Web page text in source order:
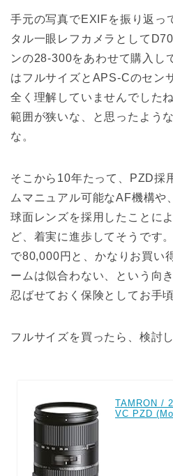
手元の写真でEXIFを振り返っ
タル一眼レフカメラとして
ンの28-300をあわせて購入し
はフルサイズとAPS-Cのセン
全く理解していませんでした
範囲が狭いな、と思ったよう
な。
そこから10年たって、PZD採
ムマニュアル可能なAF機構や
球面レンズを採用したことに
ど、着実に進歩してそうです
で80,000円と、かなりお買い
ームは似合わない、という向
忍ばせておく保険としてお手
フルサイズを買ったら、検討
TAMRON /
VC PZD